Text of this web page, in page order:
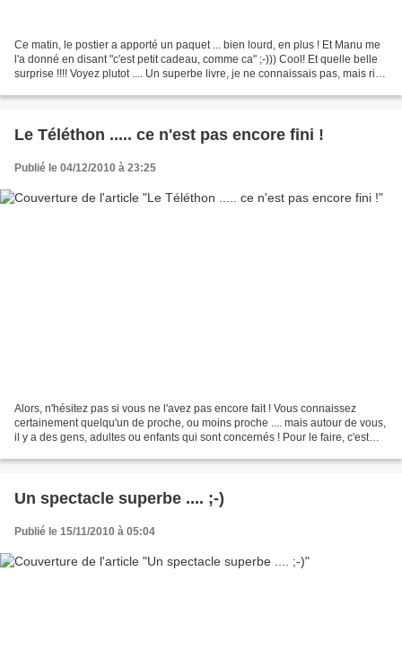
Ce matin, le postier a apporté un paquet ... bien lourd, en plus ! Et Manu me
l'a donné en disant "c'est petit cadeau, comme ca" ;-))) Cool! Et quelle belle
surprise !!!! Voyez plutot .... Un superbe livre, je ne connaissais pas, mais rien
Le Téléthon ..... ce n'est pas encore fini !
Publié le 04/12/2010 à 23:25
Alors, n'hésitez pas si vous ne l'avez pas encore fait ! Vous connaissez
certainement quelqu'un de proche, ou moins proche .... mais autour de vous,
il y a des gens, adultes ou enfants qui sont concernés ! Pour le faire, c'est
Un spectacle superbe .... ;-)
Publié le 15/11/2010 à 05:04